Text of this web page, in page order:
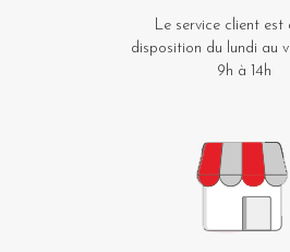
Le service client est
disposition du lundi au
9h à 14h